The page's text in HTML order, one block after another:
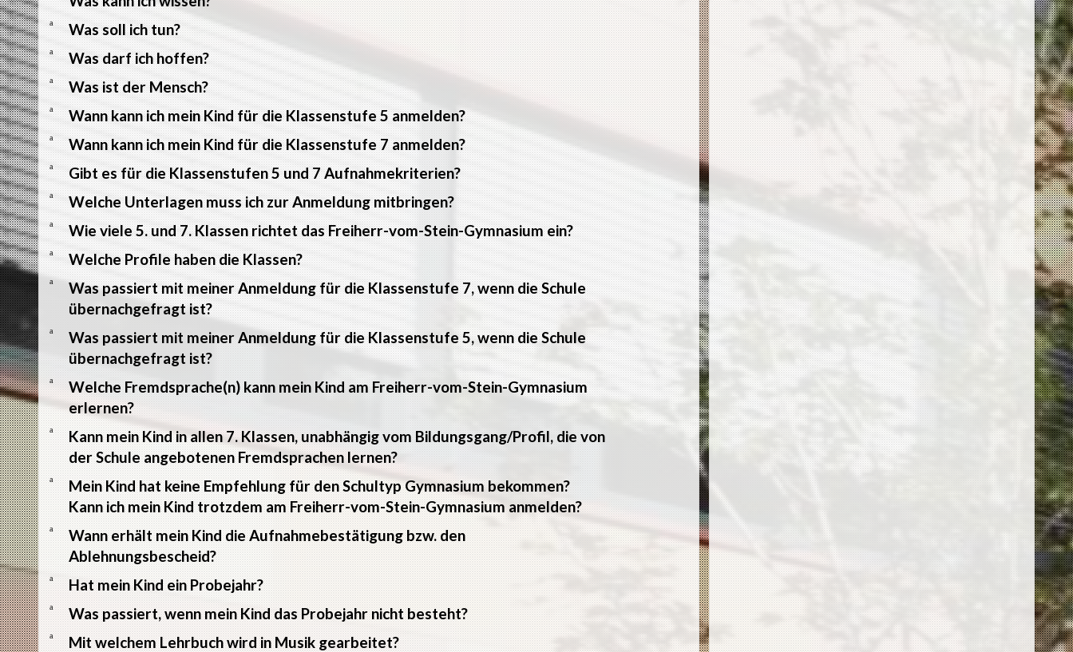
a Was soll ich tun?
a Was darf ich hoffen?
a Was ist der Mensch?
a Wann kann ich mein Kind für die Klassenstufe 5 anmelden?
a Wann kann ich mein Kind für die Klassenstufe 7 anmelden?
a Gibt es für die Klassenstufen 5 und 7 Aufnahmekriterien?
a Welche Unterlagen muss ich zur Anmeldung mitbringen?
a Wie viele 5. und 7. Klassen richtet das Freiherr-vom-Stein-Gymnasium ein?
a Welche Profile haben die Klassen?
a
Was passiert mit meiner Anmeldung für die Klassenstufe 7, wenn die Schule
übernachgefragt ist?
a
Was passiert mit meiner Anmeldung für die Klassenstufe 5, wenn die Schule
übernachgefragt ist?
a
Welche Fremdsprache(n) kann mein Kind am Freiherr-vom-Stein-Gymnasium
erlernen?
a
Kann mein Kind in allen 7. Klassen, unabhängig vom Bildungsgang/Profil, die von
der Schule angebotenen Fremdsprachen lernen?
a
Mein Kind hat keine Empfehlung für den Schultyp Gymnasium bekommen?
Kann ich mein Kind trotzdem am Freiherr-vom-Stein-Gymnasium anmelden?
a
Wann erhält mein Kind die Aufnahmebestätigung bzw. den
Ablehnungsbescheid?
a Hat mein Kind ein Probejahr?
a Was passiert, wenn mein Kind das Probejahr nicht besteht?
a Mit welchem Lehrbuch wird in Musik gearbeitet?